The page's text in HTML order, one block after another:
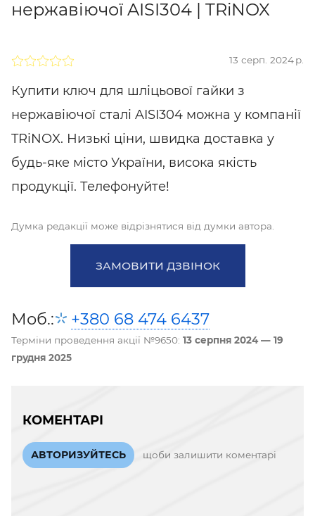
нержавіючої AISI304 | TRiNOX
13 серп. 2024 р.
Купити ключ для шліцьової гайки з
нержавіючої сталі AISI304 можна у компанії
TRiNOX. Низькі ціни, швидка доставка у
будь-яке місто України, висока якість
продукції. Телефонуйте!
Думка редакції може відрізнятися від думки автора.
ЗАМОВИТИ ДЗВІНОК
Моб.: +380 68 474 6437
Терміни проведення акції №9650: 13 серпня 2024 — 19
грудня 2025
КОМЕНТАРІ
АВТОРИЗУЙТЕСЬ щоби залишити коментарі